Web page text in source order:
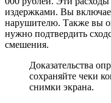
издержками. Вы
нарушителю. Также вы
нужно подтвердить
смешения.
Доказательства
сохраняйте чеки
снимки экрана.